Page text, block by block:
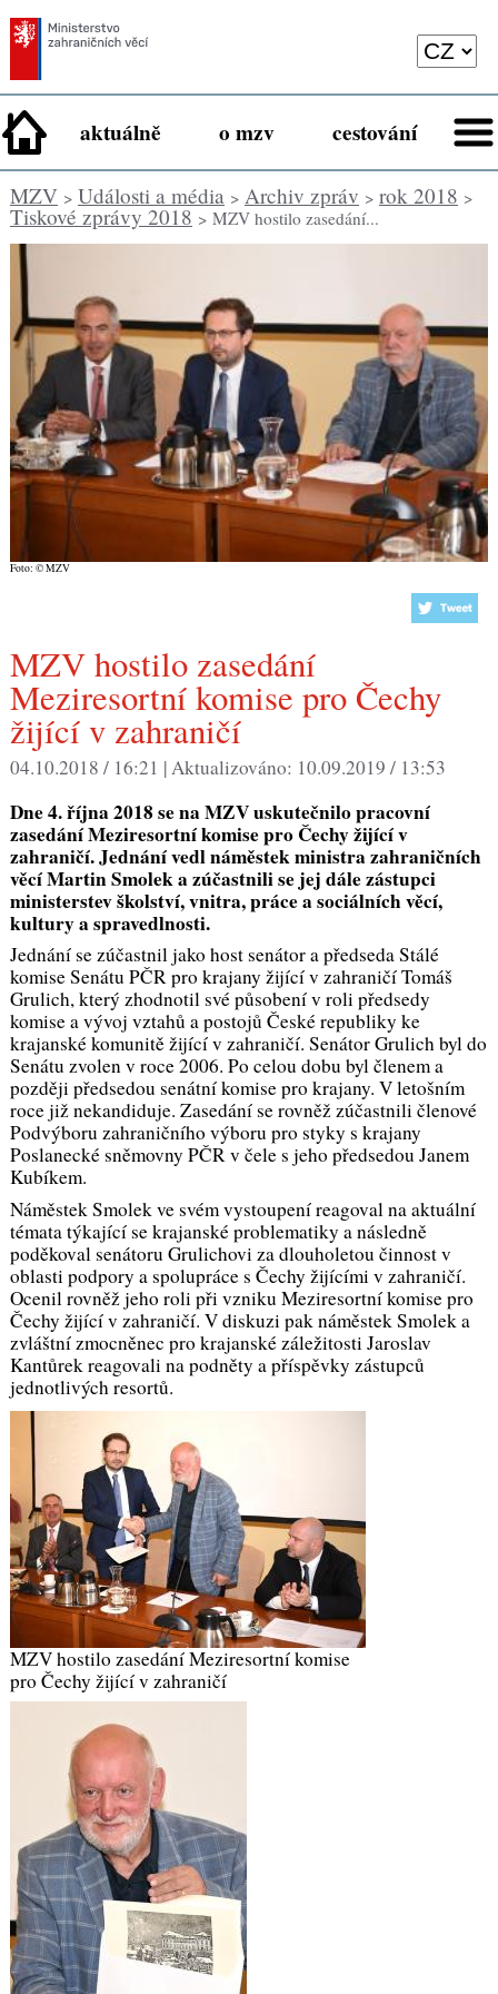
aktuálně o mzv cestování
MZV> Události a média> Archiv zpráv > rok 2018 >
Tiskové zprávy 2018 > MZV hostilo zasedání...
Foto: © MZV
MZV hostilo zasedání
Meziresortní komise pro Čechy
žijící v zahraničí
04.10.2018 / 16:21 |Aktualizováno: 10.09.2019 / 13:53
Dne 4. října 2018 se na MZV uskutečnilo pracovní
zasedání Meziresortní komise pro Čechy žijící v
zahraničí. Jednání vedl náměstek ministra zahraničních
věcí Martin Smolek a zúčastnili se jej dále zástupci
ministerstev školství, vnitra, práce a sociálních věcí,
kultury a spravedlnosti.
Jednání se zúčastnil jako host senátor a předseda Stálé
komise Senátu PČR pro krajany žijící v zahraničí Tomáš
Grulich, který zhodnotil své působení v roli předsedy
komise a vývoj vztahů a postojů České republiky ke
krajanské komunitě žijící v zahraničí. Senátor Grulich byl do
Senátu zvolen v roce 2006. Po celou dobu byl členem a
později předsedou senátní komise pro krajany. V letošním
roce již nekandiduje. Zasedání se rovněž zúčastnili členové
Podvýboru zahraničního výboru pro styky s krajany
Poslanecké sněmovny PČR v čele s jeho předsedou Janem
Kubíkem.
Náměstek Smolek ve svém vystoupení reagoval na aktuální
témata týkající se krajanské problematiky a následně
poděkoval senátoru Grulichovi za dlouholetou činnost v
oblasti podpory a spolupráce s Čechy žijícími v zahraničí.
Ocenil rovněž jeho roli při vzniku Meziresortní komise pro
Čechy žijící v zahraničí. V diskuzi pak náměstek Smolek a
zvláštní zmocněnec pro krajanské záležitosti Jaroslav
Kantůrek reagovali na podněty a příspěvky zástupců
jednotlivých resortů.
MZV hostilo zasedání Meziresortní komise
pro Čechy žijící v zahraničí